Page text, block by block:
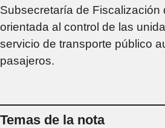
Subsecretaría de Fiscalización
orientada al control de las
servicio de transporte público
pasajeros.
Temas de la nota